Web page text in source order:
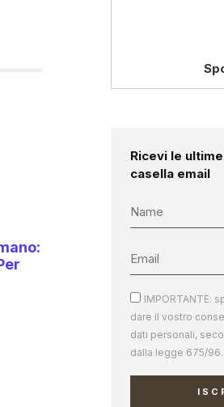
Ricevi le
casella email
IMPORTANTE:
dare il vostro
dati personali,
dalla legge 675/96.